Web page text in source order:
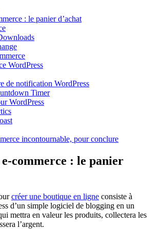
: le panier d’achat
WordPress
de notification WordPress
Timer
WordPress
incontournable, pour conclure
commerce : le panier
créer une boutique en ligne consiste à
d’un simple logiciel de blogging en un
mettra en valeur les produits, collectera les
l’argent.